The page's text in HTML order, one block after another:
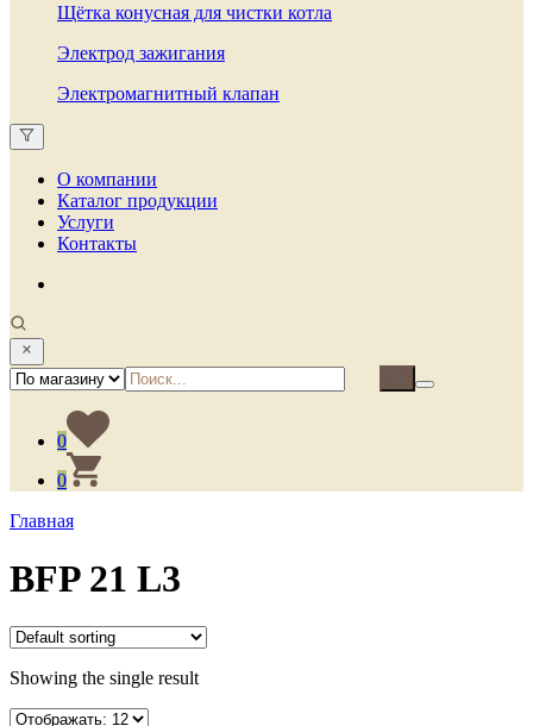
Щётка конусная для чистки котла
Электрод зажигания
Электромагнитный клапан
О компании
Каталог продукции
Услуги
Контакты
0
0
Главная
BFP 21 L3
Showing the single result